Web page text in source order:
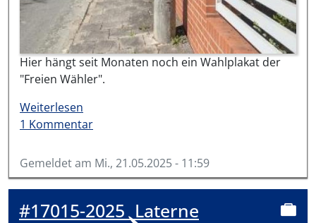
Hier hängt seit Monaten noch ein Wahlplakat der
"Freien Wähler".
Weiterlesen
1 Kommentar
Gemeldet am Mi., 21.05.2025 - 11:59
#17015-2025Laterne